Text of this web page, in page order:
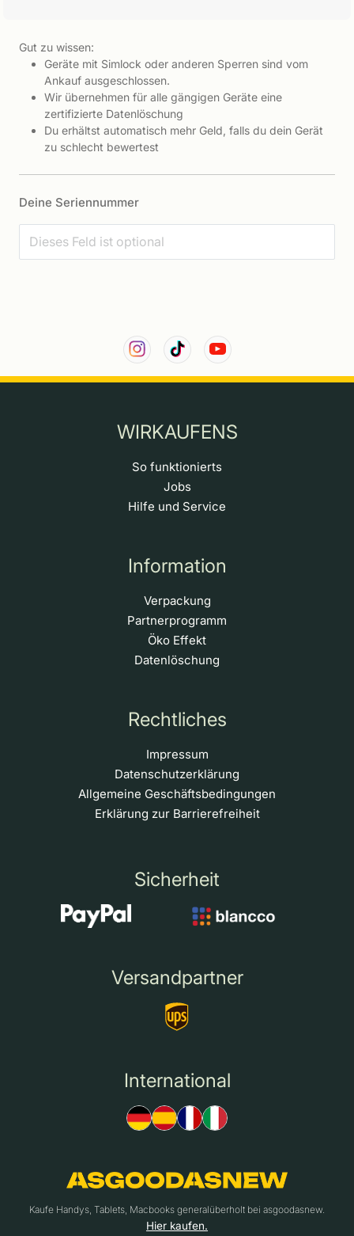
Gut zu wissen:
Geräte mit Simlock oder anderen Sperren sind vom
Ankauf ausgeschlossen.
Wir übernehmen für alle gängigen Geräte eine
zertifizierte Datenlöschung
Du erhältst automatisch mehr Geld, falls du dein Gerät
zu schlecht bewertest
Deine Seriennummer
WIRKAUFENS
So funktionierts
Jobs
Hilfe und Service
Information
Verpackung
Partnerprogramm
Öko Effekt
Datenlöschung
Rechtliches
Impressum
Datenschutzerklärung
Allgemeine Geschäftsbedingungen
Erklärung zur Barrierefreiheit
Sicherheit
Versandpartner
International
Kaufe Handys, Tablets, Macbooks generalüberholt bei asgoodasnew.
Hier kaufen.